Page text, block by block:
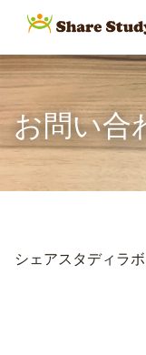
Skip
contentShare
Study
シェアスタディ
Study Lab.)は、
浜・阿南・住吉に
開する、お子様
ク・ドキドキを
「心」と「思考力
お問い合
シェアスタディラ